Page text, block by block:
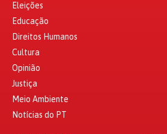
Eleições
Educação
Direitos Humanos
Cultura
Opinião
Justiça
Meio Ambiente
Notícias do PT